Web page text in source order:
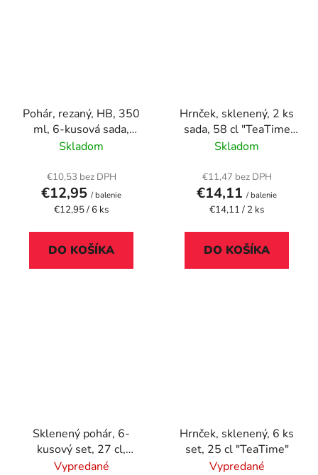
Pohár, rezaný, HB, 350
ml, 6-kusová sada,
"GastroLine"
Skladom
€10,53 bez DPH
€12,95 / balenie
Jednotková
€12,95 / 6 ks
DO KOŠÍKA
Hrnček, sklenený, 2 ks
sada, 58 cl "TeaTime
Big"
Skladom
€11,47 bez DPH
€14,11 / balenie
Jednotková
€14,11 / 2 ks
DO KOŠÍKA
Sklenený pohár, 6-
kusový set, 27 cl,
"Bolero WH"
Vypredané
Hrnček, sklenený, 6 ks
set, 25 cl "TeaTime"
Vypredané